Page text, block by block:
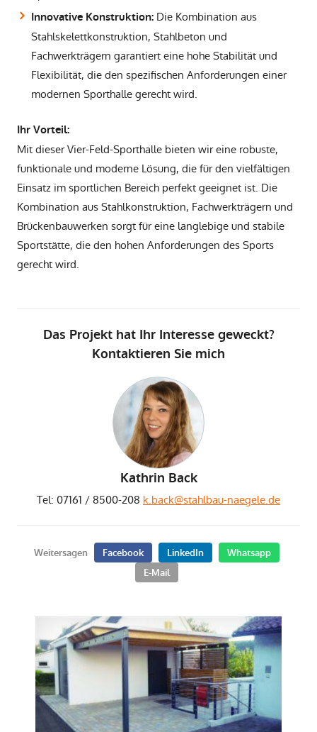
Innovative Konstruktion: Die Kombination aus
Stahlskelettkonstruktion, Stahlbeton und
Fachwerkträgern garantiert eine hohe Stabilität und
Flexibilität, die den spezifischen Anforderungen einer
modernen Sporthalle gerecht wird.
Ihr Vorteil:
Mit dieser Vier-Feld-Sporthalle bieten wir eine robuste,
funktionale und moderne Lösung, die für den vielfältigen
Einsatz im sportlichen Bereich perfekt geeignet ist. Die
Kombination aus Stahlkonstruktion, Fachwerkträgern und
Brückenbauwerken sorgt für eine langlebige und stabile
Sportstätte, die den hohen Anforderungen des Sports
gerecht wird.
Das Projekt hat Ihr Interesse geweckt?
Kontaktieren Sie mich
Kathrin Back
Tel: 07161 / 8500-208 k.back@stahlbau-naegele.de
Weitersagen Facebook LinkedIn
Whatsapp
E-Mail